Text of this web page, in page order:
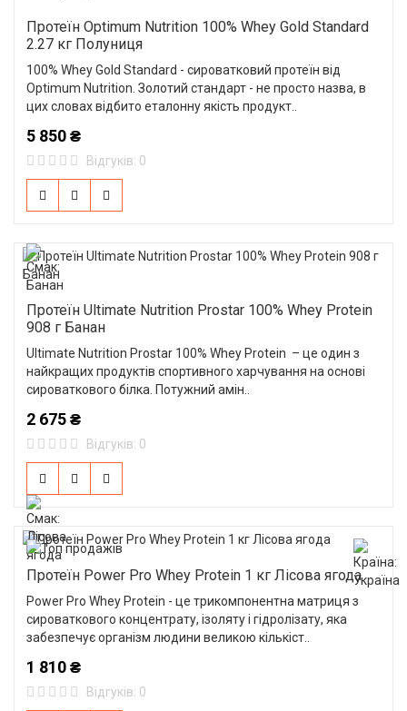
Протеїн Optimum Nutrition 100% Whey Gold Standard
2.27 кг Полуниця
100% Whey Gold Standard - сироватковий протеїн від
Optimum Nutrition. Золотий стандарт - не просто назва, в
цих словах відбито еталонну якість продукт..
5 850 ₴
Відгуків: 0
Протеїн Ultimate Nutrition Prostar 100% Whey Protein
908 г Банан
Ultimate Nutrition Prostar 100% Whey Protein – це один з
найкращих продуктів спортивного харчування на основі
сироваткового білка. Потужний амін..
2 675 ₴
Відгуків: 0
Протеїн Power Pro Whey Protein 1 кг Лісова ягода
Power Pro Whey Protein - це трикомпонентна матриця з
сироваткового концентрату, ізоляту і гідролізату, яка
забезпечує організм людини великою кількіст..
1 810 ₴
Відгуків: 0